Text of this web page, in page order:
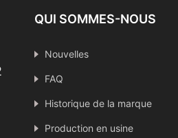
QUI SOMMES-NOUS
Nouvelles
FAQ
Historique de la marque
Production en usine